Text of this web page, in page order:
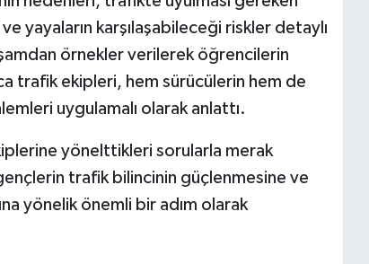
yayaların karşılaşabileceği riskler detaylı
örnekler verilerek öğrencilerin
trafik ekipleri, hem sürücülerin hem de
uygulamalı olarak anlattı.
yönelttikleri sorularla merak
trafik bilincinin güçlenmesine ve
yönelik önemli bir adım olarak